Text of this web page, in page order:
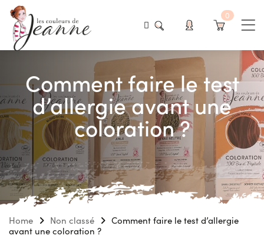
0
Comment faire le test
d’allergie avant une
coloration ?
Home Non classé
Comment faire le test d’allergie
avant une coloration ?